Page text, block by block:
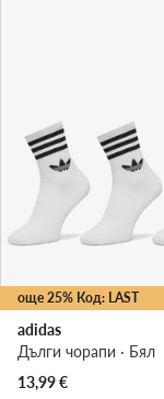
още 25% Код: LAST
adidas
Дълги чорапи · Бял
13,99€